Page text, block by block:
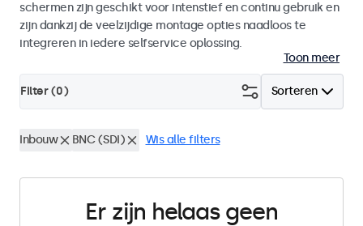
schermen zijn geschikt voor intenstief en continu gebruik en
zijn dankzij de veelzijdige montage opties naadloos te
integreren in iedere selfservice oplossing.
Toon meer
Sorteren
Filter (0)
Inbouw BNC (SDI) Wis alle filters
Er zijn helaas geen